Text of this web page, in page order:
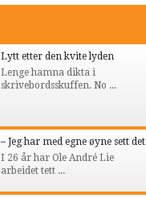
Lytt etter den kvite lyden
Lenge hamna dikta i
skrivebordsskuffen. No ...
– Jeg har med egne øyne sett det
I 26 år har Ole André Lie
arbeidet tett ...